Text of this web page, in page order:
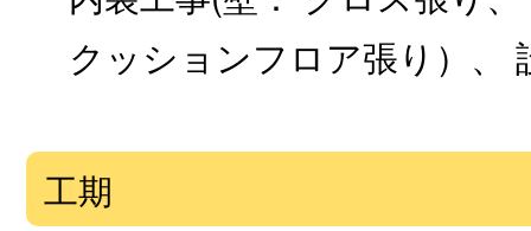
クッションフロア張り）、
工期